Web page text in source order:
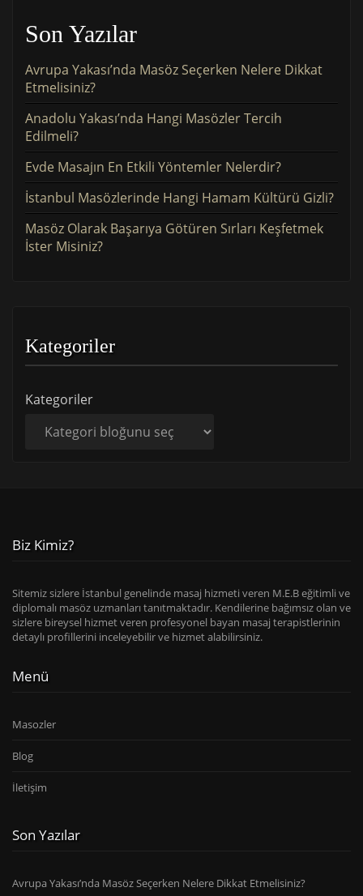
Son Yazılar
Avrupa Yakası’nda Masöz Seçerken Nelere Dikkat
Etmelisiniz?
Anadolu Yakası’nda Hangi Masözler Tercih
Edilmeli?
Evde Masajın En Etkili Yöntemler Nelerdir?
İstanbul Masözlerinde Hangi Hamam Kültürü Gizli?
Masöz Olarak Başarıya Götüren Sırları Keşfetmek
İster Misiniz?
Kategoriler
Kategoriler
Biz Kimiz?
Sitemiz sizlere İstanbul genelinde masaj hizmeti veren M.E.B eğitimli ve
diplomalı masöz uzmanları tanıtmaktadır. Kendilerine bağımsız olan ve
sizlere bireysel hizmet veren profesyonel bayan masaj terapistlerinin
detaylı profillerini inceleyebilir ve hizmet alabilirsiniz.
Menü
Masozler
Blog
İletişim
Son Yazılar
Avrupa Yakası’nda Masöz Seçerken Nelere Dikkat Etmelisiniz?